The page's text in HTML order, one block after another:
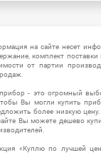
на сайте несет
комплект
от партии
- это огромный
Вы могли купить
более низкую
Вы можете дешево
«Куплю по лучшей